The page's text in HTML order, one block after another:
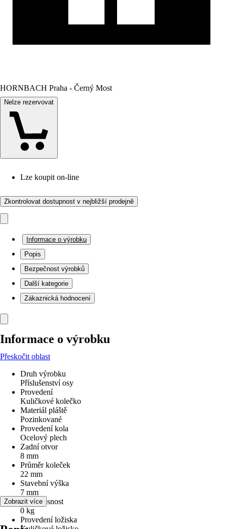
HORNBACH Praha - Černý Most
Nelze rezervovat
Lze koupit on-line
Zkontrolovat dostupnost v nejbližší prodejně
Informace o výrobku
Popis
Bezpečnost výrobků
Další kategorie
Zákaznická hodnocení
Informace o výrobku
Přeskočit oblast
Druh výrobku
Příslušenství osy
Provedení
Kuličkové kolečko
Materiál pláště
Pozinkované
Provedení kola
Ocelový plech
Zadní otvor
8 mm
Průměr koleček
22 mm
Stavební výška
7 mm
Max. nosnost
0 kg
Provedení ložiska
Zobrazit více